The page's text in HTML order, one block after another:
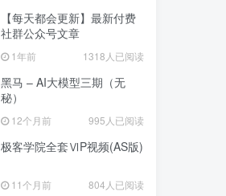
【每天都会更新】最新付费
社群公众号文章
1年前 1318人已阅读
黑马 – AI大模型三期（无
秘）
12个月前 995人已阅读
极客学院全套ⅥP视频(AS版)
11个月前 804人已阅读